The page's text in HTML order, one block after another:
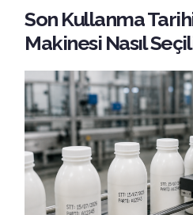
Son Kullanma
Makinesi Nasıl